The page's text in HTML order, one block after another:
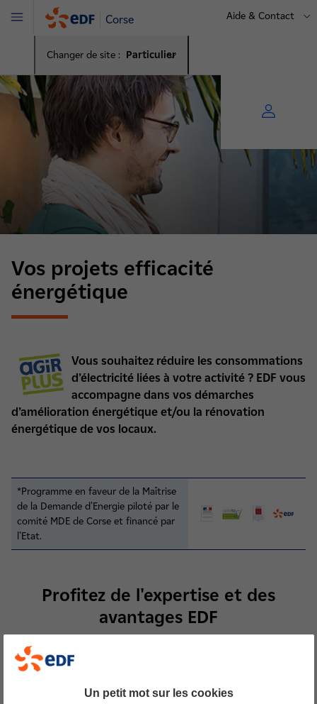
Corse
Changer de site : Particulier
Aide & Contact
Menu
Vos projets efficacité
énergétique
Vous souhaitez réduire les consommations
d’électricité liées à votre activité ? EDF vous
accompagne dans vos démarches
d’amélioration énergétique et/ou la rénovation
énergétique de vos locaux.
*Programme en faveur de la Maîtrise
de la Demande d’Energie piloté par le
comité MDE de Corse et financé par
l’Etat.
Profitez de l'expertise et des
avantages EDF
nos experts en efficacité énergétique, appuyés
Un petit mot sur les cookies